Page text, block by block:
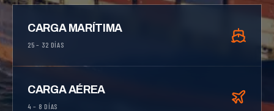
CARGA MARÍTIMA
25 – 32 DÍAS
CARGA AÉREA
4 – 8 DÍAS